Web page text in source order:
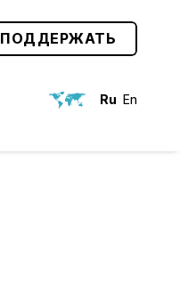
ПОДДЕРЖАТЬ
Ru En